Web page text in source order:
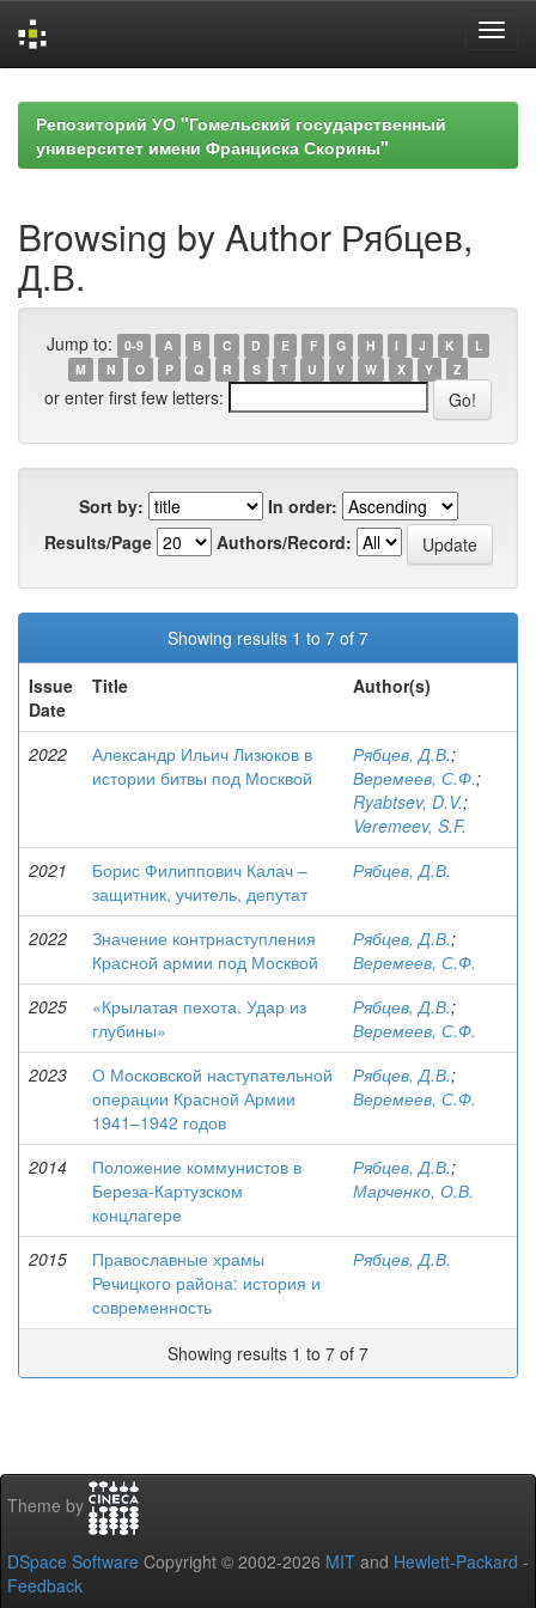
navigationРепозиторий УО "Гомельский государственный
университет имени Франциска Скорины"
Browsing by Author Рябцев,
Д.В.
Jump to: 0-9 A B C D E F G H I J K
L
M
N O P Q R S T U V W X Y Z
or enter first few letters:
Sort by:
In order:
Results/Page
Authors/Record:
Showing results 1 to 7 of 7
Issue
Date
Title Author(s)
2022
Александр Ильич Лизюков в
истории битвы под Москвой
Рябцев, Д.В.;
Веремеев, С.Ф.;
Ryabtsev, D.V.;
Veremeev, S.F.
2021
Борис Филиппович Калач –
защитник, учитель, депутат
Рябцев, Д.В.
2022
Значение контрнаступления
Красной армии под Москвой
Рябцев, Д.В.;
Веремеев, С.Ф.
2025
«Крылатая пехота. Удар из
глубины»
Рябцев, Д.В.;
Веремеев, С.Ф.
2023
О Московской наступательной
операции Красной Армии
1941–1942 годов
Рябцев, Д.В.;
Веремеев, С.Ф.
2014
Положение коммунистов в
Береза-Картузском
концлагере
Рябцев, Д.В.;
Марченко, О.В.
2015
Православные храмы
Речицкого района: история и
современность
Рябцев, Д.В.
Showing results 1 to 7 of 7
Theme by
DSpace Software Copyright © 2002-2026 MIT and Hewlett-Packard -
Feedback